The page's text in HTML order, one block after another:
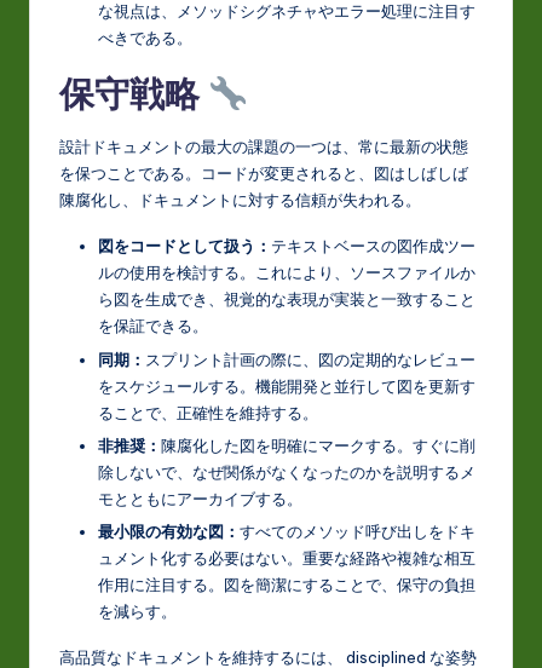
な視点は、メソッドシグネチャやエラー処理に注目す
べきである。
保守戦略
設計ドキュメントの最大の課題の一つは、常に最新の状態
を保つことである。コードが変更されると、図はしばしば
陳腐化し、ドキュメントに対する信頼が失われる。
図をコードとして扱う： テキストベースの図作成ツー
ルの使用を検討する。これにより、ソースファイルか
ら図を生成でき、視覚的な表現が実装と一致すること
を保証できる。
同期： スプリント計画の際に、図の定期的なレビュー
をスケジュールする。機能開発と並行して図を更新す
ることで、正確性を維持する。
非推奨： 陳腐化した図を明確にマークする。すぐに削
除しないで、なぜ関係がなくなったのかを説明するメ
モとともにアーカイブする。
最小限の有効な図： すべてのメソッド呼び出しをドキ
ュメント化する必要はない。重要な経路や複雑な相互
作用に注目する。図を簡潔にすることで、保守の負担
を減らす。
高品質なドキュメントを維持するには、 disciplined な姿勢